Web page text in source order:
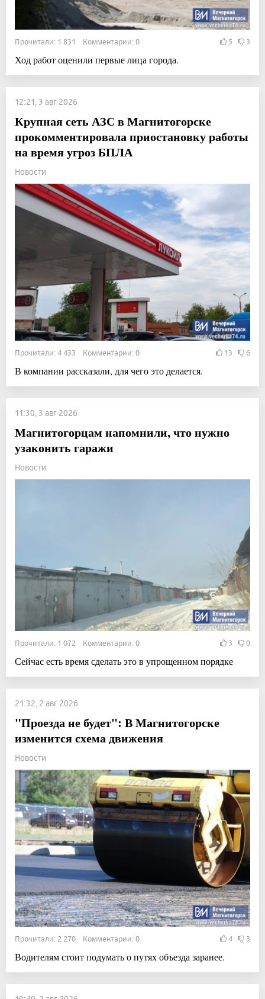
Прочитали: 1 831 Комментарии: 0 5 3
Ход работ оценили первые лица города.
12:21, 3 авг 2026
Крупная сеть АЗС в Магнитогорске
прокомментировала приостановку работы
на время угроз БПЛА
Новости
Прочитали: 4 433 Комментарии: 0 13 6
В компании рассказали, для чего это делается.
11:30, 3 авг 2026
Магнитогорцам напомнили, что нужно
узаконить гаражи
Новости
Прочитали: 1 072 Комментарии: 0 3 0
Сейчас есть время сделать это в упрощенном порядке
21:32, 2 авг 2026
"Проезда не будет": В Магнитогорске
изменится схема движения
Новости
Прочитали: 2 270 Комментарии: 0 4 3
Водителям стоит подумать о путях объезда заранее.